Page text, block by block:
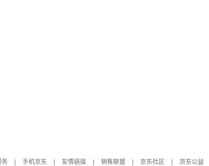
务 手机京东 友情链接 销售联盟 京东社区
京东公益